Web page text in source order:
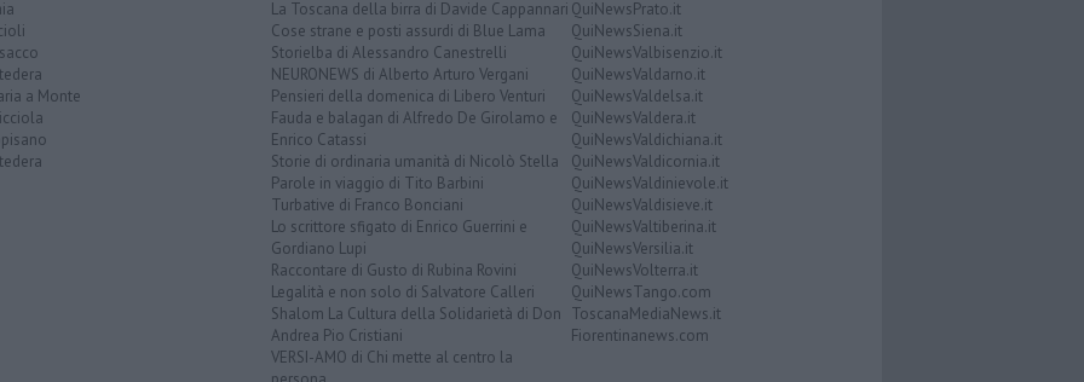
a Monte
La Toscana della birra di Davide Cappannari
Cose strane e posti assurdi di Blue Lama
Storielba di Alessandro Canestrelli
NEURONEWS di Alberto Arturo Vergani
Pensieri della domenica di Libero Venturi
Fauda e balagan di Alfredo De Girolamo e
Enrico Catassi
Storie di ordinaria umanità di Nicolò Stella
Parole in viaggio di Tito Barbini
Turbative di Franco Bonciani
Lo scrittore sfigato di Enrico Guerrini e
Gordiano Lupi
Raccontare di Gusto di Rubina Rovini
Legalità e non solo di Salvatore Calleri
Shalom La Cultura della Solidarietà di Don
Andrea Pio Cristiani
VERSI-AMO di Chi mette al centro la
QuiNewsPrato.it
QuiNewsSiena.it
QuiNewsValbisenzio.it
QuiNewsValdarno.it
QuiNewsValdelsa.it
QuiNewsValdera.it
QuiNewsValdichiana.it
QuiNewsValdicornia.it
QuiNewsValdinievole.it
QuiNewsValdisieve.it
QuiNewsValtiberina.it
QuiNewsVersilia.it
QuiNewsVolterra.it
QuiNewsTango.com
ToscanaMediaNews.it
Fiorentinanews.com